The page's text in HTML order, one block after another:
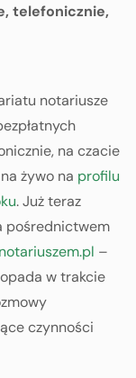
telefonicznie,
notariusze
na czacie
żywo na profilu
. Już teraz
pośrednictwem
–
w trakcie
czynności